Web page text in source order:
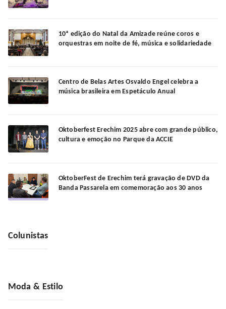
10ª edição do Natal da Amizade reúne coros e
orquestras em noite de fé, música e solidariedade
Centro de Belas Artes Osvaldo Engel celebra a
música brasileira em Espetáculo Anual
Oktoberfest Erechim 2025 abre com grande público,
cultura e emoção no Parque da ACCIE
OktoberFest de Erechim terá gravação de DVD da
Banda Passarela em comemoração aos 30 anos
Colunistas
Moda & Estilo